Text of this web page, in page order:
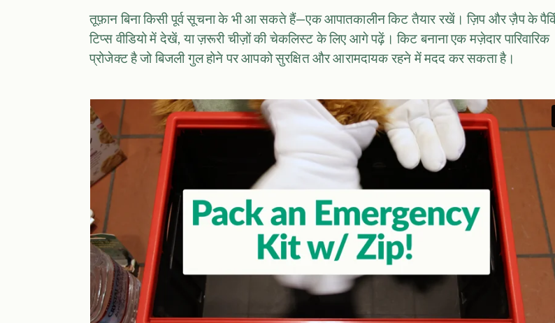
तूफ़ान बिना किसी पूर्व सूचना के भी आ सकते हैं—एक आपातकालीन किट तैयार रखें। ज़िप और ज़ैप के
टिप्स वीडियो में देखें, या ज़रूरी चीज़ों की चेकलिस्ट के लिए आगे पढ़ें। किट बनाना एक मज़ेदार पारिवारिक
प्रोजेक्ट है जो बिजली गुल होने पर आपको सुरक्षित और आरामदायक रहने में मदद कर सकता है।